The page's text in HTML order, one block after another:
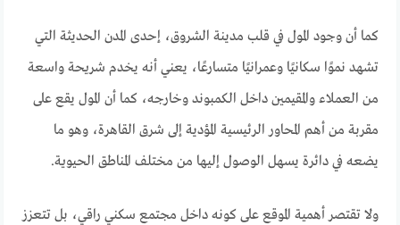
كما أن وجود المول في قلب مدينة الشروق، إحدى المدن الحديثة التي
تشهد نموًا سكانيًا وعمرانيًا متسارعًا، يعني أنه يخدم شريحة واسعة
من العملاء والمقيمين داخل الكمبوند وخارجه، كما أن المول يقع على
مقربة من أهم المحاور الرئيسية المؤدية إلى شرق القاهرة، وهو ما
يضعه في دائرة يسهل الوصول إليها من مختلف المناطق الحيوية.
ولا تقتصر أهمية الموقع على كونه داخل مجتمع سكني راقي، بل تتعزز